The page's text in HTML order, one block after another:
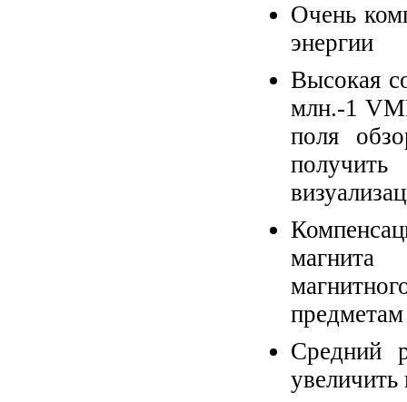
Очень
энергии
Высокая
млн.-1
поля
магнита
предметам
Средний
увеличить